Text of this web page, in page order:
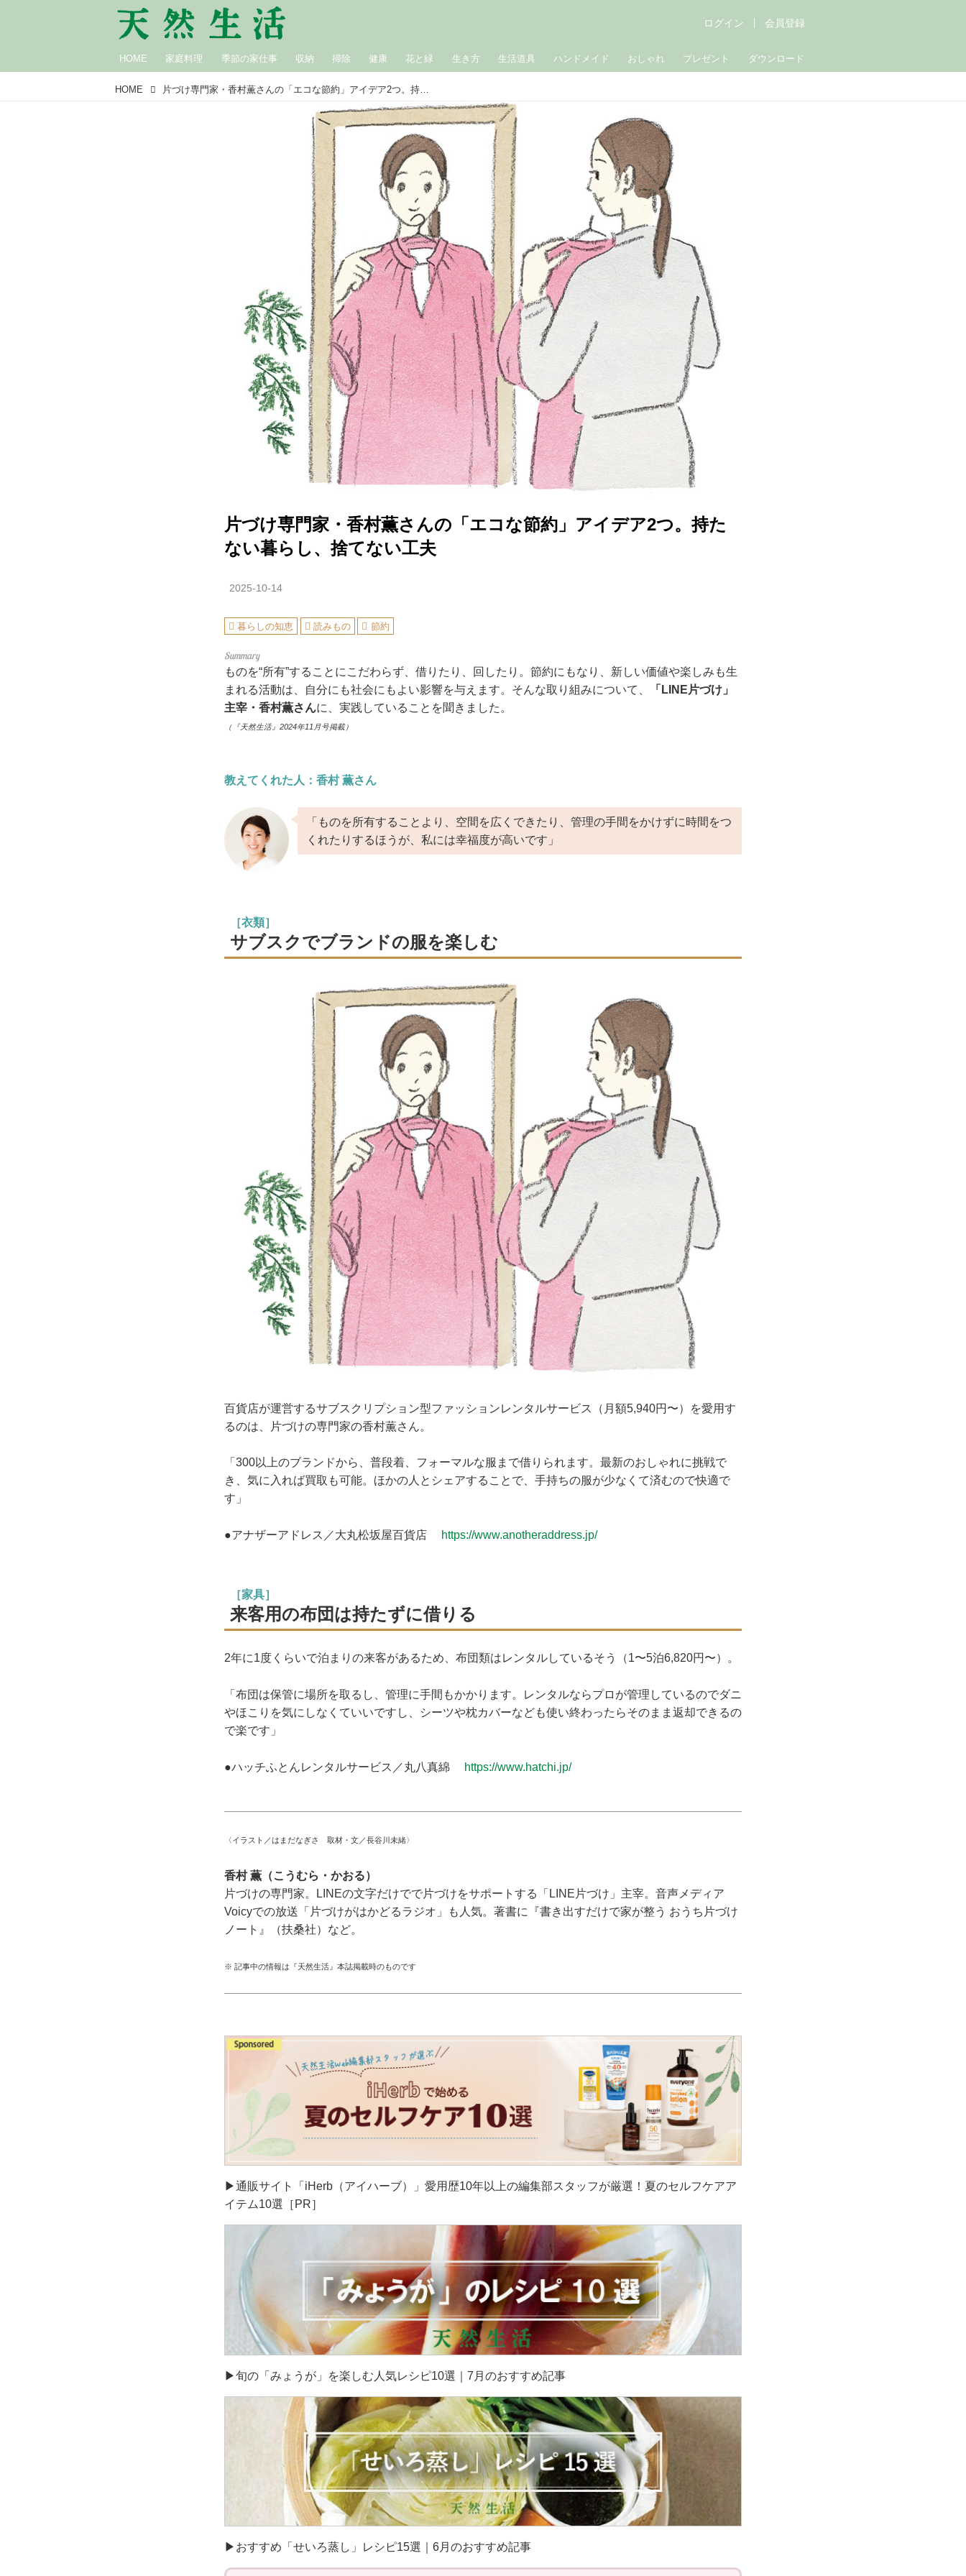
HOME 家庭料理 季節の家仕事 収納 掃除 健康 花と緑 生き方 生活道具 ハンドメイド おしゃれ プレゼント ダウンロード
ログイン 会員登録
HOME 片づけ専門家・香村薫さんの「エコな節約」アイデア2つ。持たない暮らし、捨てない工夫
片づけ専門家・香村薫さんの「エコな節約」アイデア2つ。持た
ない暮らし、捨てない工夫
2025-10-14
暮らしの知恵 読みもの 節約
ものを“所有”することにこだわらず、借りたり、回したり。節約にもなり、新しい価値や楽しみも生
まれる活動は、自分にも社会にもよい影響を与えます。そんな取り組みについて、
「LINE片づけ」
主宰・香村薫さんに、実践していることを聞きました。
（『天然生活』2024年11月号掲載）
教えてくれた人：香村 薫さん
「ものを所有することより、空間を広くできたり、管理の手間をかけずに時間をつ
くれたりするほうが、私には幸福度が高いです」
［衣類］
サブスクでブランドの服を楽しむ
百貨店が運営するサブスクリプション型ファッションレンタルサービス（月額5,940円〜）を愛用す
るのは、片づけの専門家の香村薫さん。
「300以上のブランドから、普段着、フォーマルな服まで借りられます。最新のおしゃれに挑戦で
き、気に入れば買取も可能。ほかの人とシェアすることで、手持ちの服が少なくて済むので快適で
す」
●アナザーアドレス／大丸松坂屋百貨店 https://www.anotheraddress.jp/
［家具］
来客用の布団は持たずに借りる
2年に1度くらいで泊まりの来客があるため、布団類はレンタルしているそう（1〜5泊6,820円〜）。
「布団は保管に場所を取るし、管理に手間もかかります。レンタルならプロが管理しているのでダニ
やほこりを気にしなくていいですし、シーツや枕カバーなども使い終わったらそのまま返却できるの
で楽です」
●ハッチふとんレンタルサービス／丸八真綿 https://www.hatchi.jp/
〈イラスト／はまだなぎさ 取材・文／長谷川未緒〉
香村 薫（こうむら・かおる）
片づけの専門家。LINEの文字だけでで片づけをサポートする「LINE片づけ」主宰。音声メディア
Voicyでの放送「片づけがはかどるラジオ」も人気。著書に『書き出すだけで家が整う おうち片づけ
ノート』（扶桑社）など。
※ 記事中の情報は『天然生活』本誌掲載時のものです
▶通販サイト「iHerb（アイハーブ）」愛用歴10年以上の編集部スタッフが厳選！夏のセルフケアア
イテム10選［PR］
▶旬の「みょうが」を楽しむ人気レシピ10選｜7月のおすすめ記事
▶おすすめ「せいろ蒸し」レシピ15選｜6月のおすすめ記事